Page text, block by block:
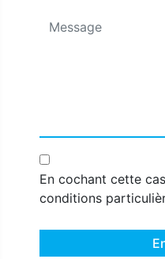
En cochant cette
conditions